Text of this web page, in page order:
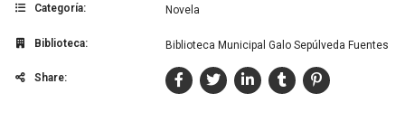
Categoría: Novela
Biblioteca: Biblioteca Municipal Galo Sepúlveda Fuentes
Share: